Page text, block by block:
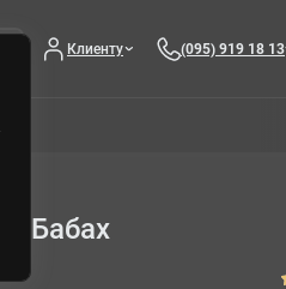
Клиенту (095) 919 18 13
Бабах